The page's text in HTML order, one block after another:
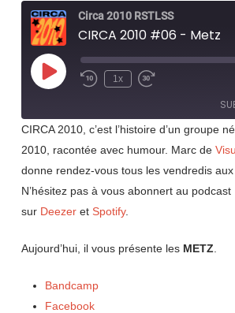
Circa 2010 RSTLSS
CIRCA 2010 #06 - Metz
Play
Episode Rewind
1x
Fast
seconds
RSS FEED
SHARE
LINK
EMBED
CIRCA 2010, c’est l’histoire d’un groupe
2010, racontée avec humour. Marc de
donne rendez-vous tous les vendredis
N’hésitez pas à vous abonnert au podcast
sur Deezeret Spotify.
Aujourd’hui, il vous présente les METZ
Bandcamp
Facebook